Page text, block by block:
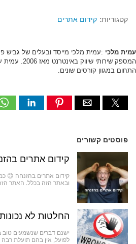
קטגוריות: קידום אתרים
עמית מלכי :עמית מלכי מייסד ובעלים של גביש
המספק שירותי
התחום במגוון קורסים שונים.
פוסטים קשורים
קידום אתרים
קידום אתרים בהזנחה 😊
ובאתר הזה בכלל. האתר
החלטות לא
ישנם דברים שנשמעים טוב
לפועל, אין בהם תועלת רבה